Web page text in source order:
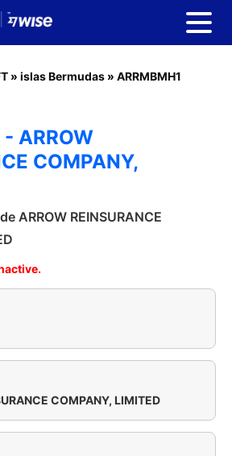
» islas Bermudas » ARRMBMH1
ARROW
COMPANY,
ARROW REINSURANCE
COMPANY, LIMITED